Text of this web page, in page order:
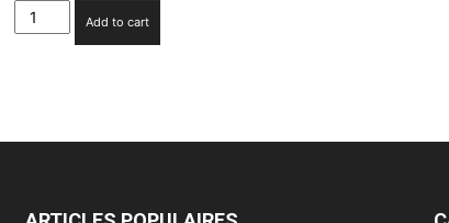
JO
2024
recettes
Add to cart